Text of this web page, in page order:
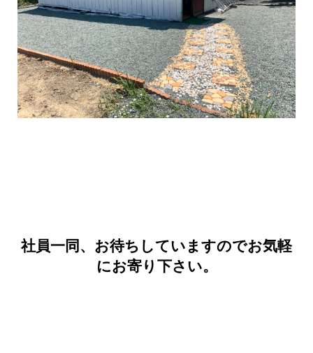
社員一同、お待ちしていますのでお気軽
にお寄り下さい。